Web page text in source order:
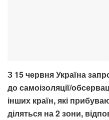
З 15 червня Україна
до самоізоляції/
інших країн, які
діляться на 2 зони,